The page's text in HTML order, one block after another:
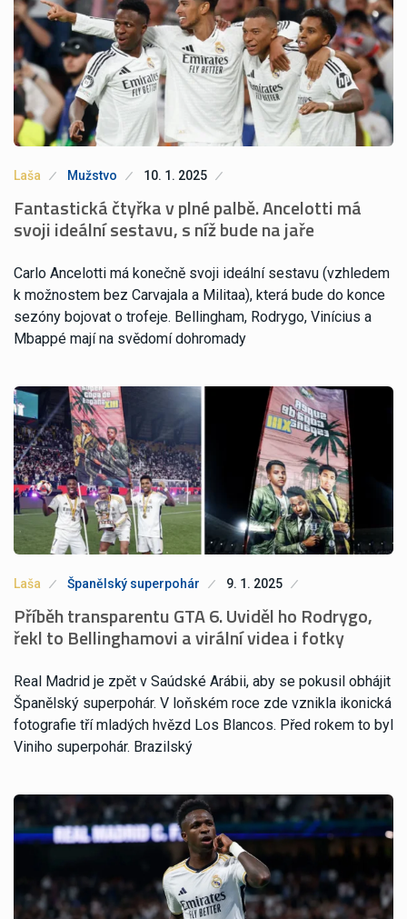
Laša Mužstvo 10. 1. 2025
Fantastická čtyřka v plné palbě. Ancelotti má
svoji ideální sestavu, s níž bude na jaře
Carlo Ancelotti má konečně svoji ideální sestavu (vzhledem
k možnostem bez Carvajala a Militaa), která bude do konce
sezóny bojovat o trofeje. Bellingham, Rodrygo, Vinícius a
Mbappé mají na svědomí dohromady
Laša Španělský superpohár 9. 1. 2025
Příběh transparentu GTA 6. Uviděl ho Rodrygo,
řekl to Bellinghamovi a virální videa i fotky
Real Madrid je zpět v Saúdské Arábii, aby se pokusil obhájit
Španělský superpohár. V loňském roce zde vznikla ikonická
fotografie tří mladých hvězd Los Blancos. Před rokem to byl
Viniho superpohár. Brazilský